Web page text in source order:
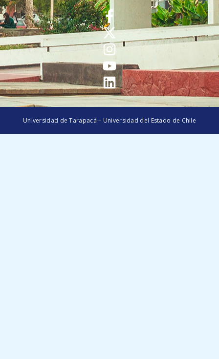
Universidad de Tarapacá – Universidad del Estado de Chile